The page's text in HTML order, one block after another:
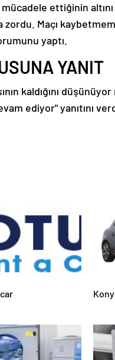
ettiğinin altını
Maçı
yaptı.
YANIT
kaldığını
ediyor" yanıtını